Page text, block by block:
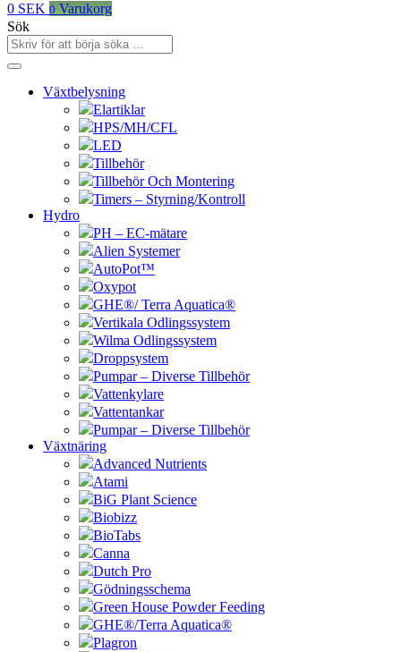
0 SEK 0 Varukorg
Sök
Växtbelysning
Elartiklar
HPS/MH/CFL
LED
Tillbehör
Tillbehör Och Montering
Timers – Styrning/Kontroll
Hydro
PH – EC-mätare
Alien Systemer
AutoPot™
Oxypot
GHE®/ Terra Aquatica®
Vertikala Odlingssystem
Wilma Odlingssystem
Droppsystem
Pumpar – Diverse Tillbehör
Vattenkylare
Vattentankar
Pumpar – Diverse Tillbehör
Växtnäring
Advanced Nutrients
Atami
BiG Plant Science
Biobizz
BioTabs
Canna
Dutch Pro
Gödningsschema
Green House Powder Feeding
GHE®/Terra Aquatica®
Plagron